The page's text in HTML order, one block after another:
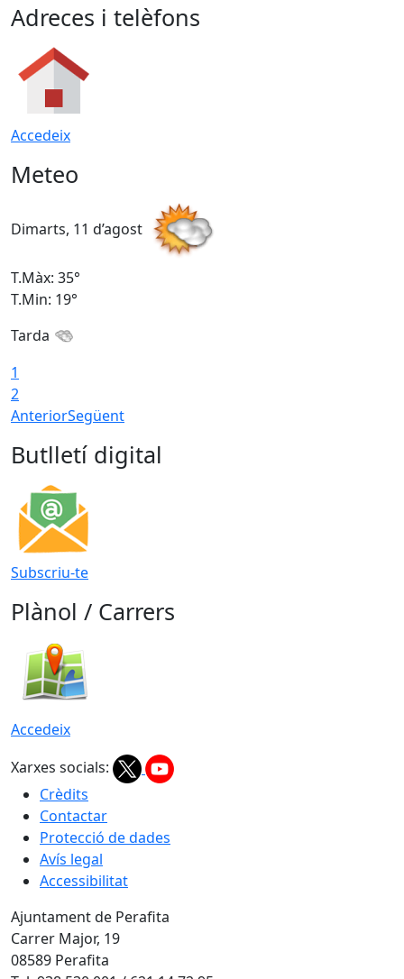
Adreces i telèfons
Accedeix
Meteo
Dimarts, 11 d’agost
T.Màx: 35°
T.Min: 19°
Tarda
1
2
AnteriorSegüent
Butlletí digital
Subscriu-te
Plànol / Carrers
Accedeix
Xarxes socials:
Crèdits
Contactar
Protecció de dades
Avís legal
Accessibilitat
Ajuntament de Perafita
Carrer Major, 19
08589 Perafita